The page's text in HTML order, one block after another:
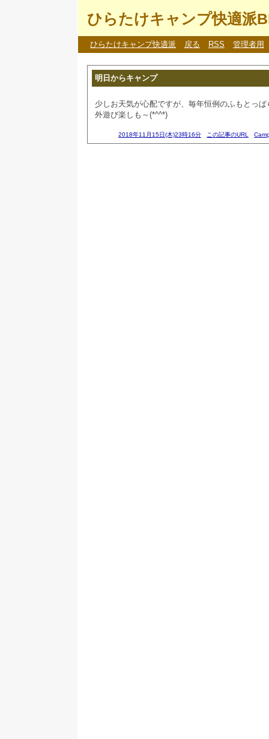
ひらたけキャンプ快適派
ひらたけキャンプ快適派 戻る RSS 管理者用
明日からキャンプ
少しお天気が心配ですが、毎年恒例のふもとっ
外遊び楽しも～(*^^*)
2018年11月15日(木)23時16分 この記事のURL